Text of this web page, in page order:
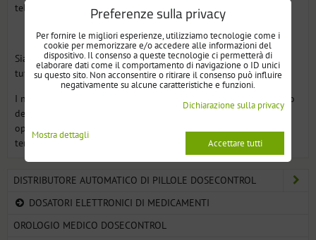
telecomunicazione.
Siamo una giovane azienda europea fondata nel 2012, attiva in
tutti i mercati dell'Unione Europea.
I nostri clienti sono pazienti a cui offriamo soluzioni di controllo
della somministrazione dei medicinali, come anche ospedali
oppure strutture di assistenza per anziani o malati a lungo
termine che utilizzano le nostre soluzioni di Telehealth.
DISTRIBUTORE AUTOMATICO DI PILLOLE DOSECONTROL
DOSATORI ELETTRONICI DI MEDICAMENTI
OROLOGIO MEDICO DOSECONTROL
Preferenze sulla privacy
Per fornire le migliori esperienze, utilizziamo tecnologie come i
cookie per memorizzare e/o accedere alle informazioni del
dispositivo. Il consenso a queste tecnologie ci permetterà di
elaborare dati come il comportamento di navigazione o ID unici
su questo sito. Non acconsentire o ritirare il consenso può influire
negativamente su alcune caratteristiche e funzioni.
Dichiarazione sulla privacy
Mostra dettagli
Accettare tutti